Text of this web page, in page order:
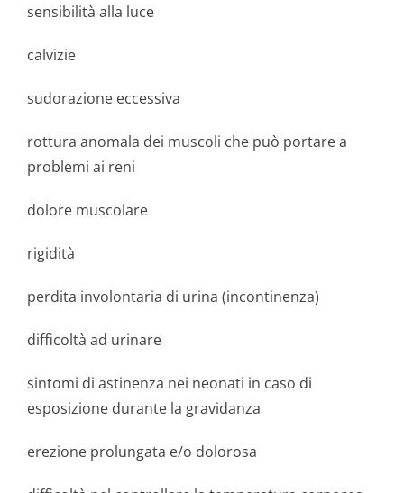
sensibilità alla luce
calvizie
sudorazione eccessiva
rottura anomala dei muscoli che può portare a
problemi ai reni
dolore muscolare
rigidità
perdita involontaria di urina (incontinenza)
difficoltà ad urinare
sintomi di astinenza nei neonati in caso di
esposizione durante la gravidanza
erezione prolungata e/o dolorosa